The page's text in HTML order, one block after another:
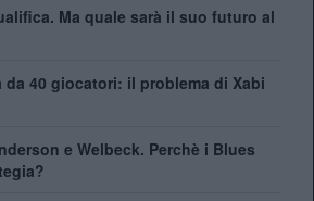
Ma quale sarà il suo futuro al
40 giocatori: il problema di Xabi
e Welbeck. Perchè i Blues